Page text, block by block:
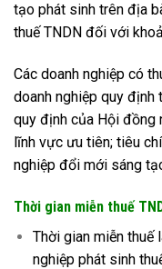
tạo phát sinh trên địa
thuế TNDN đối với
Các doanh nghiệp có
doanh nghiệp quy
quy định của Hội đồng
lĩnh vực ưu tiên; tiêu
nghiệp đổi mới sáng
Thời gian miễn thuế
Thời gian miễn thuế
nghiệp phát sinh